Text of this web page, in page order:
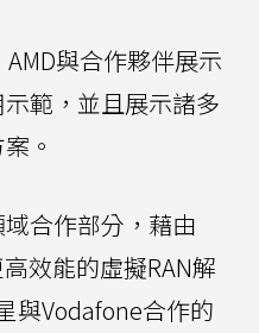
與合作夥伴展示
範，並且展示諸多
。
合作部分，藉由
效能的虛擬RAN解
與Vodafone合作的